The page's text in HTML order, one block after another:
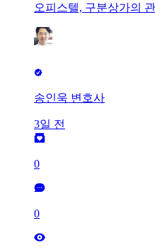
오피스텔, 구분상가의
송인욱 변호사
3일 전
0
0